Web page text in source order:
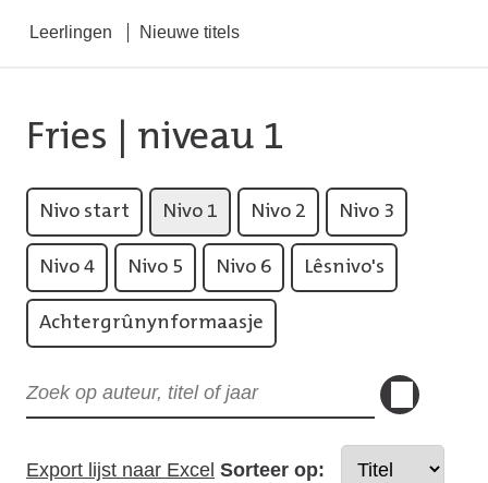
Leerlingen Nieuwe titels
Fries | niveau 1
Nivo start Nivo 1 Nivo 2 Nivo 3
Nivo 4 Nivo 5 Nivo 6 Lêsnivo's
Achtergrûnynformaasje
Export lijst naar Excel Sorteer op: